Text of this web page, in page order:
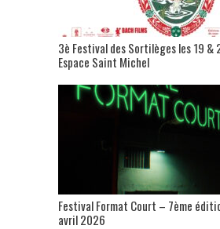
3è Festival des Sortilèges les 19 &
Espace Saint Michel
Festival Format Court – 7ème
avril 2026